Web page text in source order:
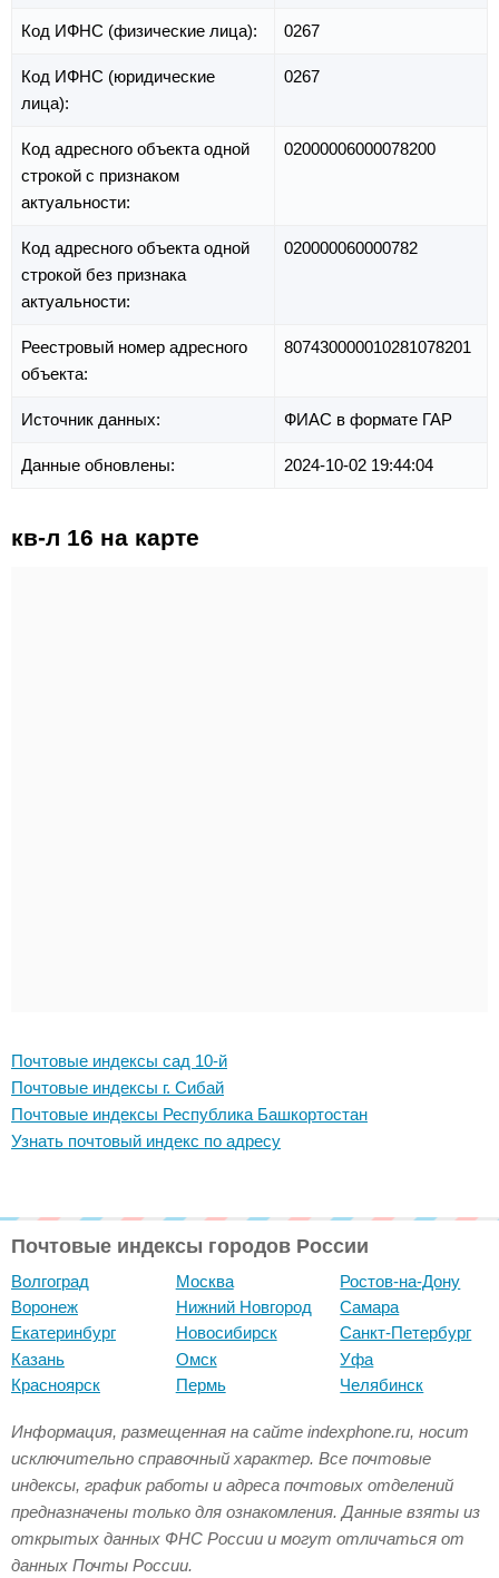
Код ИФНС (физические лица): 0267
Код ИФНС (юридические
лица):
0267
Код адресного объекта одной
строкой с признаком
актуальности:
02000006000078200
Код адресного объекта одной
строкой без признака
актуальности:
020000060000782
Реестровый номер адресного
объекта:
807430000010281078201
Источник данных: ФИАС в формате ГАР
Данные обновлены: 2024-10-02 19:44:04
кв-л 16 на карте
Почтовые индексы сад 10-й
Почтовые индексы г. Сибай
Почтовые индексы Республика Башкортостан
Узнать почтовый индекс по адресу
Почтовые индексы городов России
Волгоград
Воронеж
Екатеринбург
Казань
Красноярск
Москва
Нижний Новгород
Новосибирск
Омск
Пермь
Ростов-на-Дону
Самара
Санкт-Петербург
Уфа
Челябинск
Информация, размещенная на сайте indexphone.ru, носит
исключительно справочный характер. Все почтовые
индексы, график работы и адреса почтовых отделений
предназначены только для ознакомления. Данные взяты из
открытых данных ФНС России и могут отличаться от
данных Почты России.